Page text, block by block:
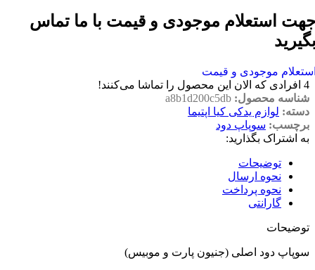
استعلام موجودی و قیمت با ما تماس
موجودی و قیمت
4 افرادی که الان این محصول را تماشا می‌کنند!
شناسه محصول: a8b1d200c5db
دسته: لوازم یدکی کیا اپتیما
برچسب: سوپاپ دود
به اشتراک بگذارید:
توضیحات
نحوه ارسال
نحوه پرداخت
گارانتی
توضیحات
سوپاپ دود اصلی (جنیون پارت و موبیس)